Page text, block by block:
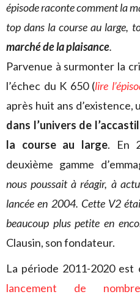
épisode raconte comment la
top dans la course au large,
marché de la plaisance.
Parvenue à surmonter la
l’échec du K 650 (lire
après huit ans d’existence,
dans l’univers de
la course au large. En
deuxième gamme
nous poussait à réagir, à
lancée en 2004. Cette V2
beaucoup plus petite en
Clausin, son fondateur.
La période 2011-2020 est
lancement de